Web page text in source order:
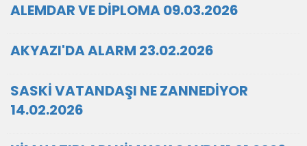
ALEMDAR VE DİPLOMA 09.03.2026
AKYAZI'DA ALARM 23.02.2026
SASKİ VATANDAŞI NE ZANNEDİYOR
14.02.2026